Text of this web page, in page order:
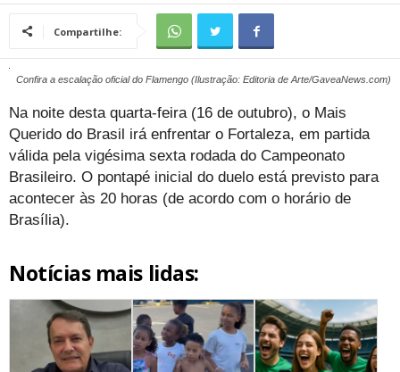
Compartilhe:
Confira a escalação oficial do Flamengo (Ilustração: Editoria de Arte/GaveaNews.com)
Na noite desta quarta-feira (16 de outubro), o Mais
Querido do Brasil irá enfrentar o Fortaleza, em partida
válida pela vigésima sexta rodada do Campeonato
Brasileiro. O pontapé inicial do duelo está previsto para
acontecer às 20 horas (de acordo com o horário de
Brasília).
Notícias mais lidas: